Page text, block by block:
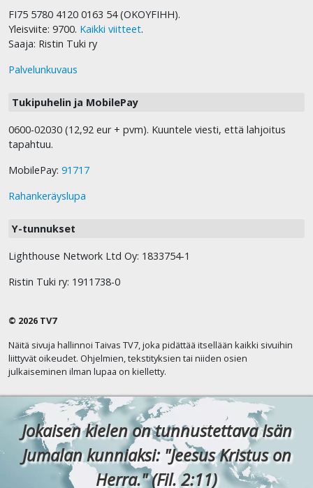
FI75 5780 4120 0163 54 (OKOYFIHH).
Yleisviite: 9700. Kaikki viitteet.
Saaja: Ristin Tuki ry
Palvelunkuvaus
Tukipuhelin ja MobilePay
0600-02030 (12,92 eur + pvm). Kuuntele viesti, että lahjoitus
tapahtuu.
MobilePay: 91717
Rahankeräyslupa
Y-tunnukset
Lighthouse Network Ltd Oy: 1833754-1
Ristin Tuki ry: 1911738-0
© 2026 TV7
Näitä sivuja hallinnoi Taivas TV7, joka pidättää itsellään kaikki sivuihin
liittyvät oikeudet. Ohjelmien, tekstityksien tai niiden osien
julkaiseminen ilman lupaa on kielletty.
Jokaisen kielen on tunnustettava Isän
Jumalan kunniaksi: "Jeesus Kristus on
Herra." (Fil. 2:11)